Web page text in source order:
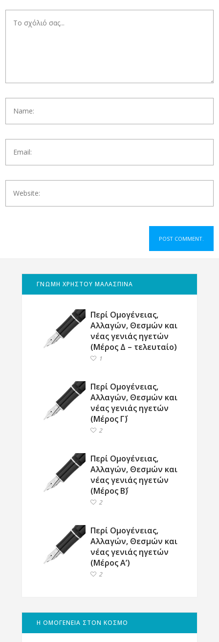
ΓΝΩΜΗ ΧΡΗΣΤΟΥ ΜΑΛΑΣΠΙΝΑ
Περί Ομογένειας,
Αλλαγών, Θεσμών και
νέας γενιάς ηγετών
(Μέρος Δ – τελευταίο)
1
Περί Ομογένειας,
Αλλαγών, Θεσμών και
νέας γενιάς ηγετών
(Μέρος Γ΄)
2
Περί Ομογένειας,
Αλλαγών, Θεσμών και
νέας γενιάς ηγετών
(Μέρος Β΄)
2
Περί Ομογένειας,
Αλλαγών, Θεσμών και
νέας γενιάς ηγετών
(Μέρος Α’)
2
Η ΟΜΟΓΕΝΕΙΑ ΣΤΟΝ ΚΟΣΜΟ